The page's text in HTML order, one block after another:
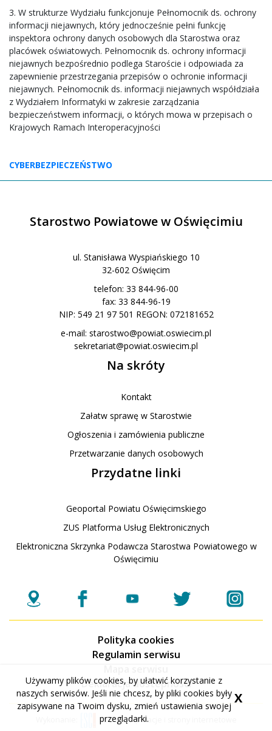
3. W strukturze Wydziału funkcjonuje Pełnomocnik ds. ochrony
informacji niejawnych, który jednocześnie pełni funkcję
inspektora ochrony danych osobowych dla Starostwa oraz
placówek oświatowych. Pełnomocnik ds. ochrony informacji
niejawnych bezpośrednio podlega Staroście i odpowiada za
zapewnienie przestrzegania przepisów o ochronie informacji
niejawnych. Pełnomocnik ds. informacji niejawnych współdziała
z Wydziałem Informatyki w zakresie zarządzania
bezpieczeństwem informacji, o których mowa w przepisach o
Krajowych Ramach Interoperacyjności
CYBERBEZPIECZEŃSTWO
Starostwo Powiatowe w Oświęcimiu
ul. Stanisława Wyspiańskiego 10
32-602 Oświęcim
telefon: 33 844-96-00
fax: 33 844-96-19
NIP: 549 21 97 501 REGON: 072181652
e-mail: starostwo@powiat.oswiecim.pl
sekretariat@powiat.oswiecim.pl
Na skróty
Kontakt
Załatw sprawę w Starostwie
Ogłoszenia i zamówienia publiczne
Przetwarzanie danych osobowych
Przydatne linki
Geoportal Powiatu Oświęcimskiego
ZUS Platforma Usług Elektronicznych
Elektroniczna Skrzynka Podawcza Starostwa Powiatowego w
Oświęcimiu
Polityka cookies
Regulamin serwisu
Deklaracja dostepnosci
ESC SA-Aplikacje i strony internetowe
Używamy plików cookies, by ułatwić korzystanie z
naszych serwisów. Jeśli nie chcesz, by pliki cookies były
zapisywane na Twoim dysku, zmień ustawienia swojej
przeglądarki.
X